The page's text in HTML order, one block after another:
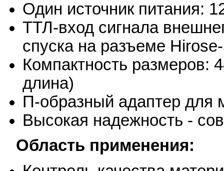
Один источник питания:
ТТЛ-вход сигнала
спуска на разъеме
Компактность размеров:
длина)
П-образный адаптер для
Высокая надежность -
Область применения: